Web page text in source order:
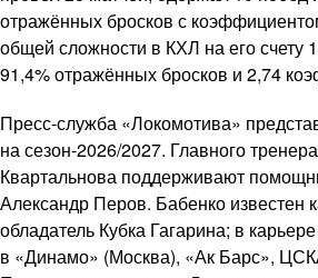
отражённых бросков с
общей сложности в КХЛ на его счету
91,4% отражённых бросков и 2,74
Пресс-служба «Локомотива»
на сезон-2026/2027. Главного
Квартальнова поддерживают
Александр Перов. Бабенко известен
обладатель Кубка Гагарина; в
в «Динамо» (Москва), «Ак Барс»,